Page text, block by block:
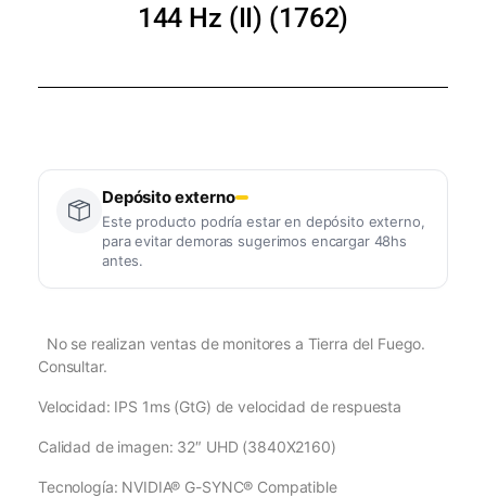
144 Hz (II) (1762)
Depósito externo
Este producto podría estar en depósito externo,
para evitar demoras sugerimos encargar 48hs
antes.
No se realizan ventas de monitores a Tierra del Fuego.
Consultar.
Velocidad: IPS 1ms (GtG) de velocidad de respuesta
Calidad de imagen: 32″ UHD (3840X2160)
Tecnología: NVIDIA® G-SYNC® Compatible